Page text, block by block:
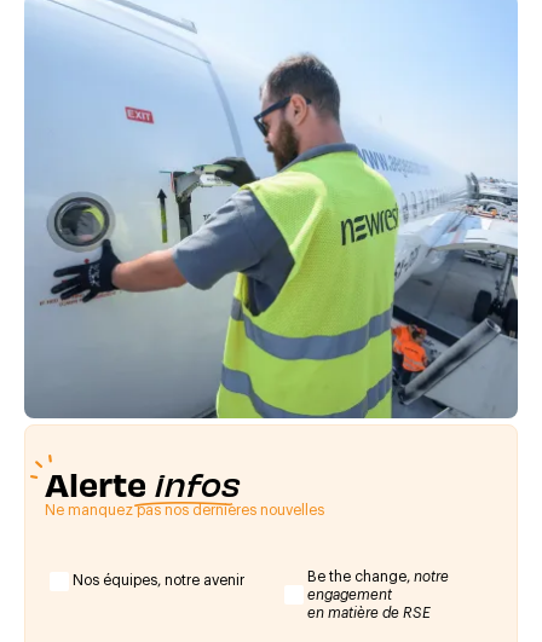
Alerte infos
Ne manquez pas nos dernières nouvelles
Nos équipes, notre avenir Be the change, notre
engagement
en matière de RSE